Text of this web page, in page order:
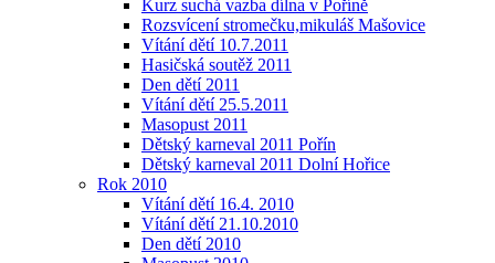
Kurz suchá vazba dílna v Poříně
Rozsvícení stromečku,mikuláš Mašovice
Vítání dětí 10.7.2011
Hasičská soutěž 2011
Den dětí 2011
Vítání dětí 25.5.2011
Masopust 2011
Dětský karneval 2011 Pořín
Dětský karneval 2011 Dolní Hořice
Rok 2010
Vítání dětí 16.4. 2010
Vítání dětí 21.10.2010
Den dětí 2010